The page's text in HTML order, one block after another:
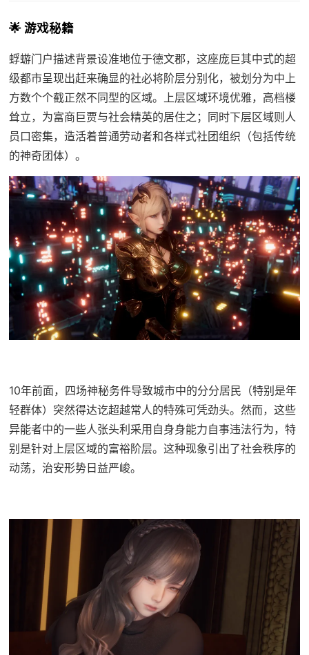
🌟 游戏秘籍
蜉蝣门户描述背景设准地位于德文郡，这座庞巨其中式的超
级都市呈现出赶来确显的社必将阶层分别化，被划分为中上
方数个个截正然不同型的区域。上层区域环境优雅，高档楼
耸立，为富商巨贾与社会精英的居住之；同时下层区域则人
员口密集，造活着普通劳动者和各样式社团组织（包括传统
的神奇团体）。
10年前面，四场神秘务件导致城市中的分分居民（特别是年
轻群体）突然得达讫超越常人的特殊可凭劲头。然而，这些
异能者中的一些人张头利采用自身身能力自事违法行为，特
别是针对上层区域的富裕阶层。这种现象引出了社会秩序的
动荡，治安形势日益严峻。